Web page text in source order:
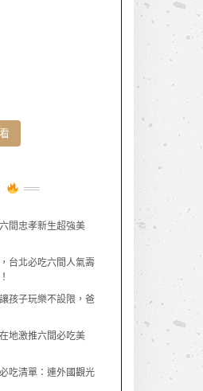
間忠孝新生超強美
台北必吃六間人氣壽
孩子玩樂不設限，爸
地激推六間必吃美
吃清單：連外國觀光